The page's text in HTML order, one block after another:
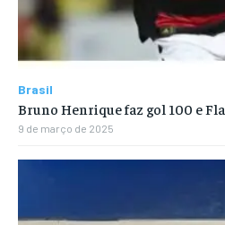
Brasil
Bruno Henrique faz gol 100 e
9 de março de 2025